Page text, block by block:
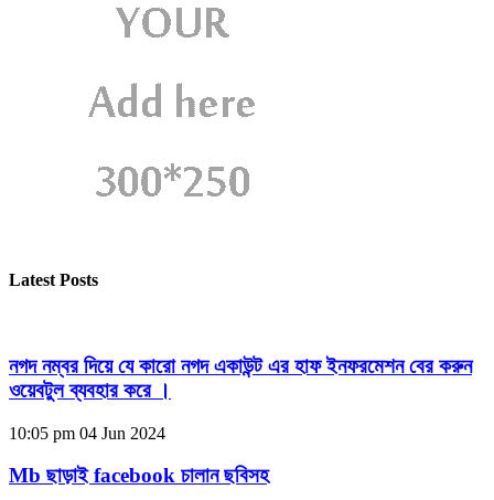
Latest Posts
নগদ নম্বর দিয়ে যে কারো নগদ একাউন্ট এর হাফ ইনফরমেশন বের করুন
ওয়েবটুল ব্যবহার করে ।
10:05 pm 04 Jun 2024
Mb ছাড়াই facebook চালান ছবিসহ